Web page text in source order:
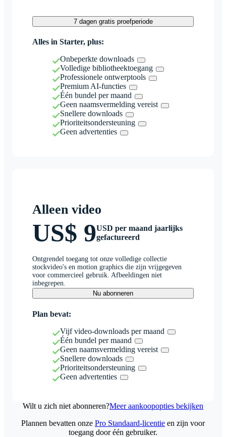
7 dagen gratis proefperiode
Alles in Starter, plus:
Onbeperkte downloads
Volledige bibliotheektoegang
Professionele ontwerptools
Premium AI-functies
Één bundel per maand
Geen naamsvermelding vereist
Snellere downloads
Prioriteitsondersteuning
Geen advertenties
Alleen video
US$ 9USD per maand jaarlijks
gefactureerd
Ontgrendel toegang tot onze volledige collectie
stockvideo's en motion graphics die zijn vrijgegeven
voor commercieel gebruik. Afbeeldingen niet
inbegrepen.
Nu abonneren
Plan bevat:
Vijf video-downloads per maand
Één bundel per maand
Geen naamsvermelding vereist
Snellere downloads
Prioriteitsondersteuning
Geen advertenties
Wilt u zich niet abonneren?Meer aankoopopties bekijken
Plannen bevatten onze Pro Standaard-licentie en zijn voor
toegang door één gebruiker.